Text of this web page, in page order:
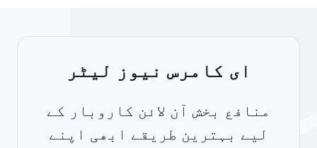
ای کامرس نیوز لیٹر
منافع بخش آن لائن کاروبار کے
لیے بہترین طریقے ابھی اپنے